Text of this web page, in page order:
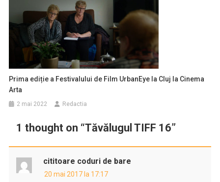
Prima ediție a Festivalului de Film UrbanEye la Cluj la Cinema
Arta
2 mai 2022 Redactia
1 thought on “Tăvălugul TIFF 16”
cititoare coduri de bare
20 mai 2017 la 17:17